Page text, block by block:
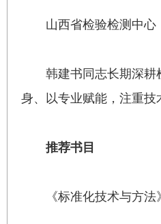
山西省检验检测中
韩建书同志长期深
身、以专业赋能，注重
推荐书目
《标准化技术与方法》